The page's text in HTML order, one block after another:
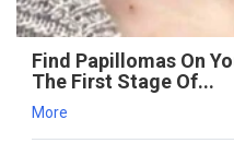
Find Papillomas On
The First Stage Of...
More